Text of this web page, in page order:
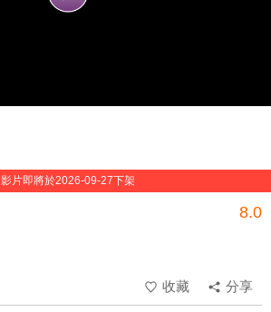
影片即將於2026-09-27下架
8.0
收藏
分享